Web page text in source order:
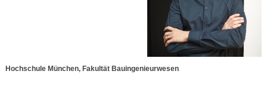
Hochschule München, Fakultät Bauingenieurwesen